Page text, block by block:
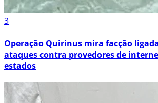
3
Operação Quirinus mira facção
ataques contra provedores de
estados